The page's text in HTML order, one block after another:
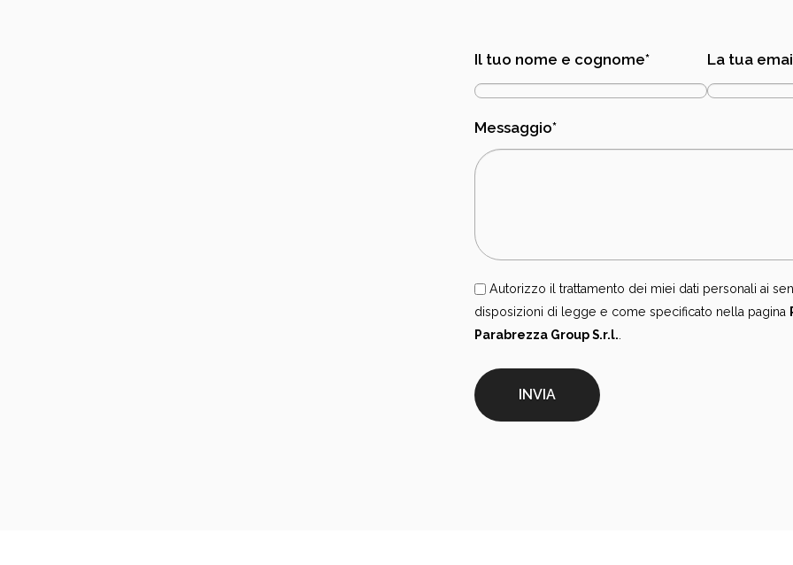
Il tuo nome e cognome* La tua
Messaggio*
Autorizzo il trattamento dei miei dati personali ai
disposizioni di legge e come specificato nella pagina
Parabrezza Group S.r.l..